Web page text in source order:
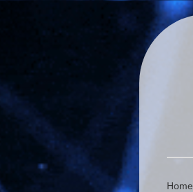
Home